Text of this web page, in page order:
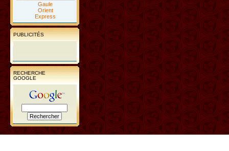
Gaule
Orient
Express
PUBLICITÉS
RECHERCHE
GOOGLE